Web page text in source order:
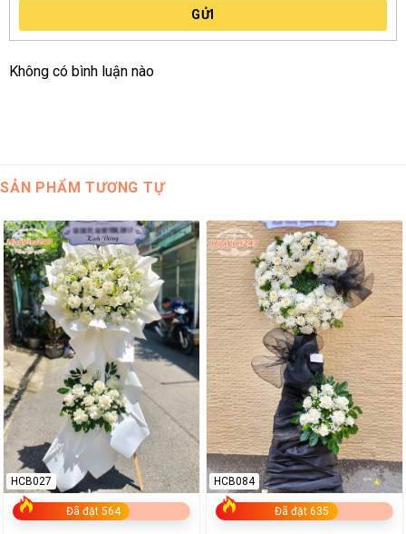
GỬI
Không có bình luận nào
SẢN PHẨM TƯƠNG TỰ
Đã đặt 564
HCB027
Đã đặt 635
HCB084